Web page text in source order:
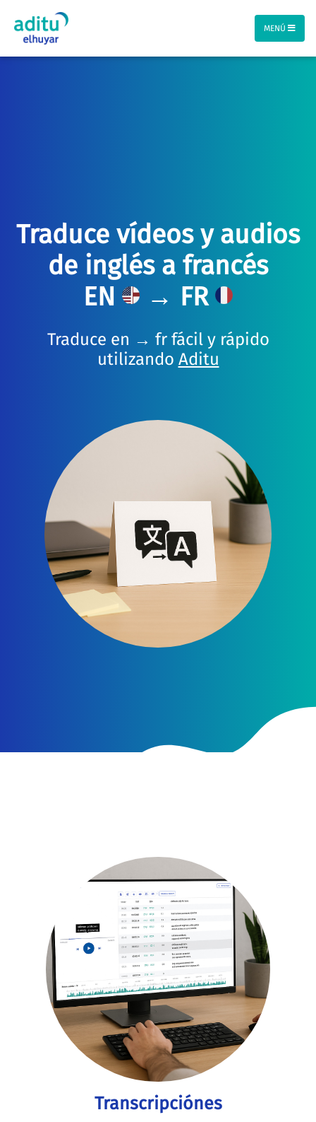
MENÚ
Traduce vídeos y audios
de inglés a francés
EN
→ FR
Traduce en → fr fácil y rápido
utilizando Aditu
Transcripciónes